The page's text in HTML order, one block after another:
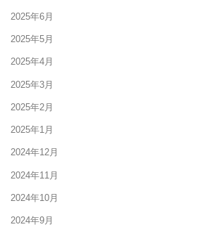
2025年6月
2025年5月
2025年4月
2025年3月
2025年2月
2025年1月
2024年12月
2024年11月
2024年10月
2024年9月